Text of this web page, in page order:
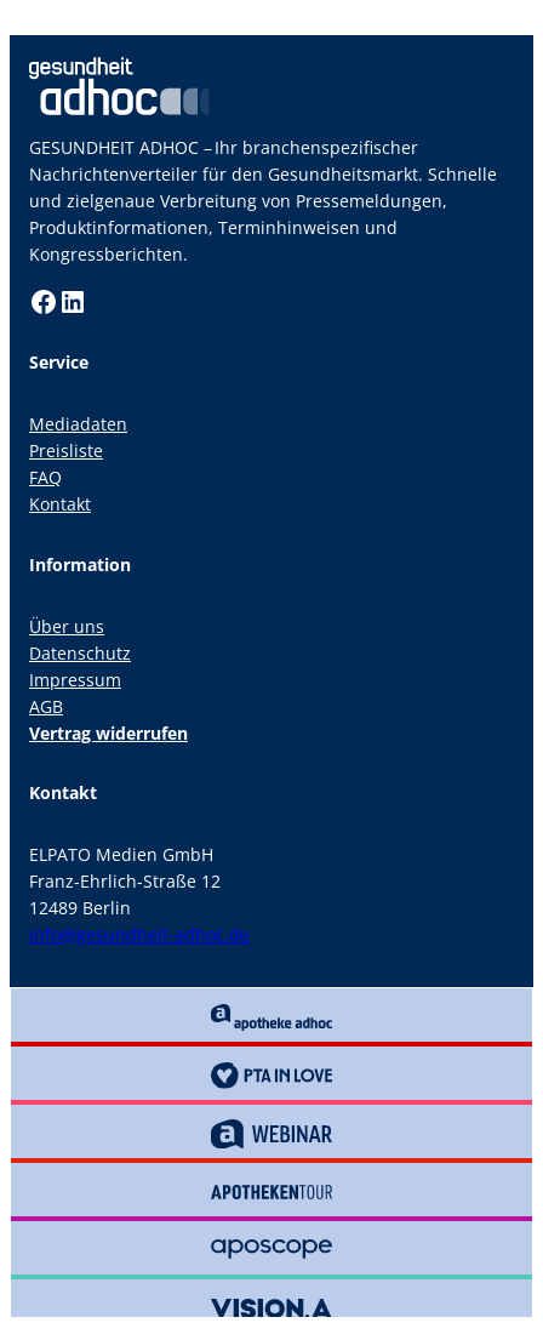
GESUNDHEIT ADHOC – Ihr branchenspezifischer
Nachrichtenverteiler für den Gesundheitsmarkt. Schnelle
und zielgenaue Verbreitung von Pressemeldungen,
Produktinformationen, Terminhinweisen und
Kongressberichten.
Facebook LinkedIn
Service
Mediadaten
Preisliste
FAQ
Kontakt
Information
Über uns
Datenschutz
Impressum
AGB
Vertrag widerrufen
Kontakt
ELPATO Medien GmbH
Franz-Ehrlich-Straße 12
12489 Berlin
info@gesundheit-adhoc.de